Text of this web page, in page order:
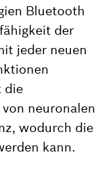
Bluetooth
der
jeder neuen
die
neuronalen
wodurch die
kann.